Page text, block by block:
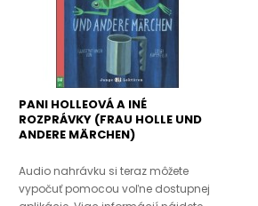
PANI HOLLEOVÁ A INÉ
ROZPRÁVKY (FRAU HOLLE UND
ANDERE MÄRCHEN)
Audio nahrávku si teraz môžete
vypočuť pomocou voľne dostupnej